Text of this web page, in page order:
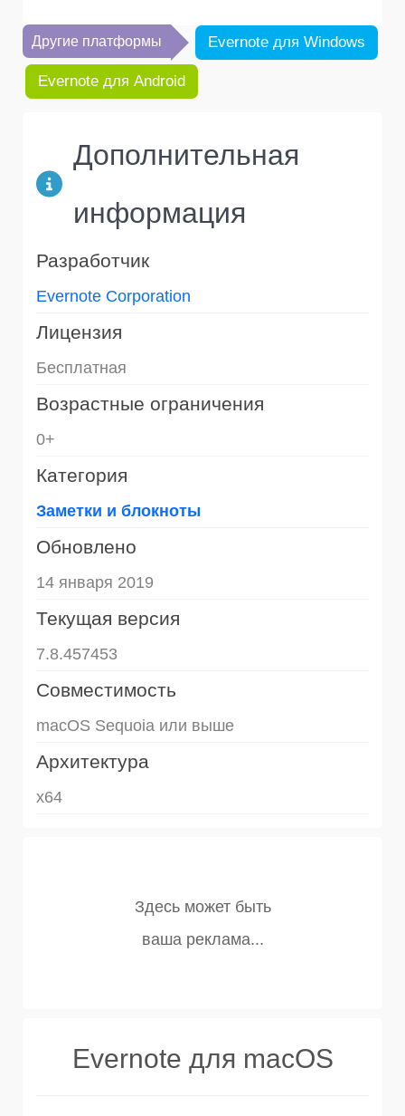
Другие платформы Evernote для Windows
Evernote для Android
Дополнительная
информация
Разработчик
Evernote Corporation
Лицензия
Бесплатная
Возрастные ограничения
0+
Категория
Заметки и блокноты
Обновлено
14 января 2019
Текущая версия
7.8.457453
Совместимость
macOS Sequoia или выше
Архитектура
x64
Evernote для macOS